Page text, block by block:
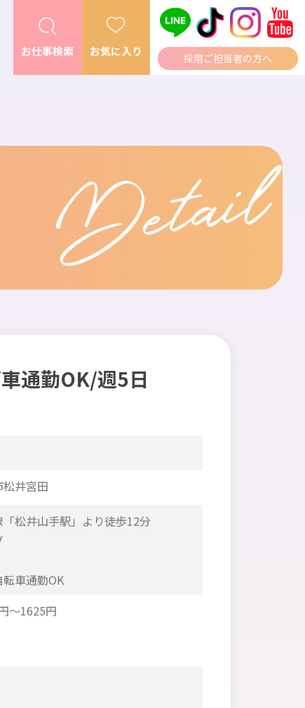
お仕事検索 お気に入り
採用ご担当者の方へ
Detail
通勤OK/週5日
井宮田
「松井山手駅」より徒歩12分
車通勤OK
～1625円